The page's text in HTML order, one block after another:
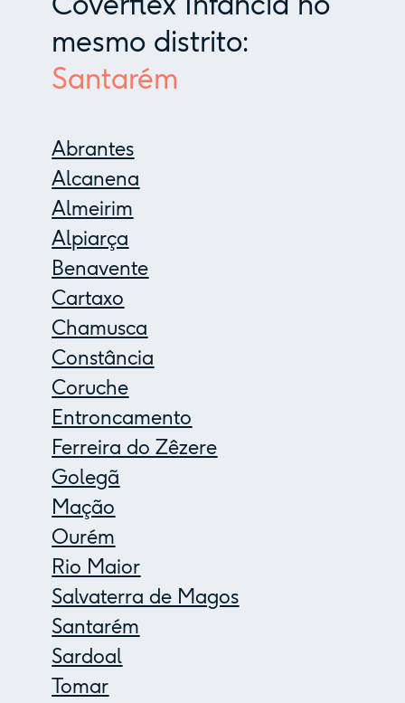
mesmo distrito:
Santarém
Abrantes
Alcanena
Almeirim
Alpiarça
Benavente
Cartaxo
Chamusca
Constância
Coruche
Entroncamento
Ferreira do Zêzere
Golegã
Mação
Ourém
Rio Maior
Salvaterra de Magos
Santarém
Sardoal
Tomar